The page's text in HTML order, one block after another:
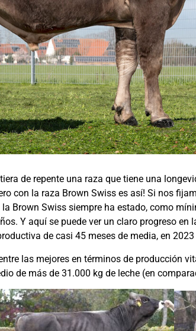
de repente una raza que tiene una
con la raza Brown Swiss es así! Si nos
Brown Swiss siempre ha estado, como
Y aquí se puede ver un claro progreso en
de casi 45 meses de media, en
las mejores en términos de producción
de más de 31.000 kg de leche (en